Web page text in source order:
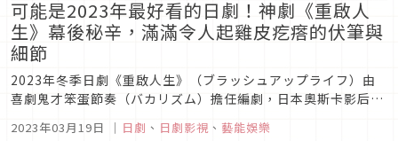
可能是2023年最好看的日劇！神劇《重啟人
生》幕後秘辛，滿滿令人起雞皮疙瘩的伏筆與
細節
2023年冬季日劇《重啟人生》（ブラッシュアップライフ）由
喜劇鬼才笨蛋節奏（バカリズム）擔任編劇，日本奧斯卡影后安
筆全部濃縮在第一集裡面，每一句對話、每一位人物、每一個細
2023年03月19日 ｜ 日劇 、 日劇影視 、 藝能娛樂